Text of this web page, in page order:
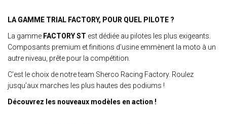
LA GAMME TRIAL FACTORY, POUR QUEL PILOTE ?
La gamme FACTORY ST est dédiée au pilotes les plus exigeants.
Composants premium et finitions d’usine emmènent la moto à un
autre niveau, prête pour la compétition.
C’est le choix de notre team Sherco Racing Factory. Roulez
jusqu’aux marches les plus hautes des podiums !
Découvrez les nouveaux modèles en action !